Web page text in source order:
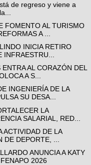
de regreso y viene a
FOMENTO AL TURISMO
A ...
INICIA RETIRO
INFRAESTRU...
ENTRA AL CORAZÓN DEL
A S...
INGENIERÍA DE LA
SU DESA...
LA
SALARIAL, RED...
ACTIVIDAD DE LA
DE DEPORTE, ...
ANUNCIA A KATY
2026